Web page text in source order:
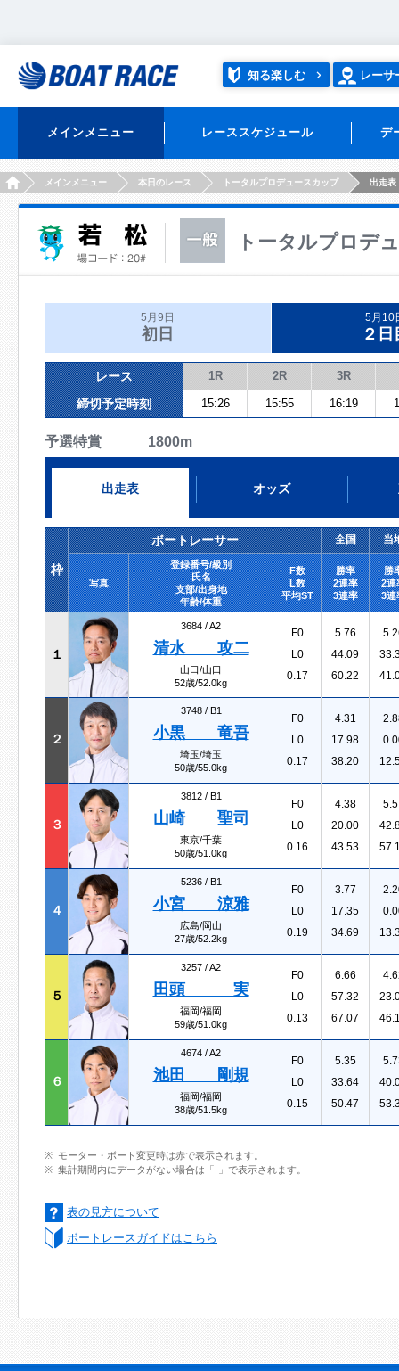
知る楽しむ レーサ
メインメニュー レーススケジュール デ
HOMEメインメニュー 本日のレース トータルプロデュースカップ 出走表
トータルプロデ
5月9日
初日
5月10
２日
レース 1R 2R 3R
締切予定時刻 15:26 15:55 16:19
予選特賞 1800m
出走表 オッズ
枠
ボートレーサー 全国 当
写真
登録番号/級別
氏名
支部/出身地
年齢/体重
F数
L数
平均ST
勝率
2連率
3連率
勝
2連
3連
１
3684 /A2
清水 攻二
山口/山口
52歳/52.0kg
F0
L0
0.17
5.76
44.09
60.22
２
3748 / B1
小黒 竜吾
埼玉/埼玉
50歳/55.0kg
F0
L0
0.17
4.31
17.98
38.20
３
3812 / B1
山崎 聖司
東京/千葉
50歳/51.0kg
F0
L0
0.16
4.38
20.00
43.53
４
5236 / B1
小宮 涼雅
広島/岡山
27歳/52.2kg
F0
L0
0.19
3.77
17.35
34.69
５
3257 /A2
田頭 実
福岡/福岡
59歳/51.0kg
F0
L0
0.13
6.66
57.32
67.07
６
4674 /A2
池田 剛規
福岡/福岡
38歳/51.5kg
F0
L0
0.15
5.35
33.64
50.47
モーター・ボート変更時は赤で表示されます。
集計期間内にデータがない場合は「-」で表示されます。
表の見方について
ボートレースガイドはこちら